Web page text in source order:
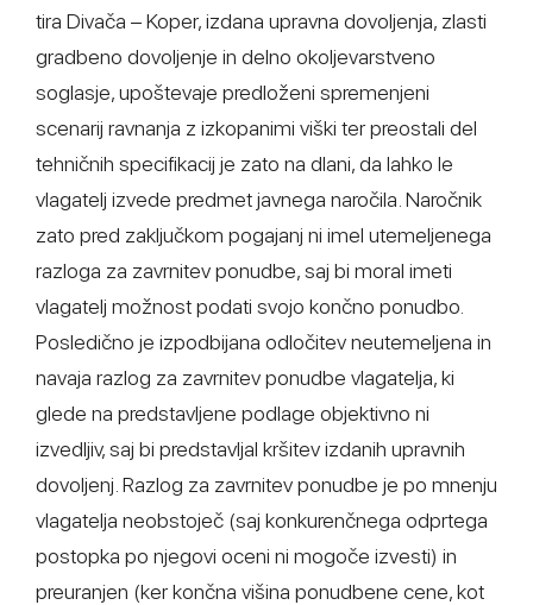
tira Divača – Koper, izdana upravna dovoljenja, zlasti
gradbeno dovoljenje in delno okoljevarstveno
soglasje, upoštevaje predloženi spremenjeni
scenarij ravnanja z izkopanimi viški ter preostali del
tehničnih specifikacij je zato na dlani, da lahko le
vlagatelj izvede predmet javnega naročila. Naročnik
zato pred zaključkom pogajanj ni imel utemeljenega
razloga za zavrnitev ponudbe, saj bi moral imeti
vlagatelj možnost podati svojo končno ponudbo.
Posledično je izpodbijana odločitev neutemeljena in
navaja razlog za zavrnitev ponudbe vlagatelja, ki
glede na predstavljene podlage objektivno ni
izvedljiv, saj bi predstavljal kršitev izdanih upravnih
dovoljenj. Razlog za zavrnitev ponudbe je po mnenju
vlagatelja neobstoječ (saj konkurenčnega odprtega
postopka po njegovi oceni ni mogoče izvesti) in
preuranjen (ker končna višina ponudbene cene, kot